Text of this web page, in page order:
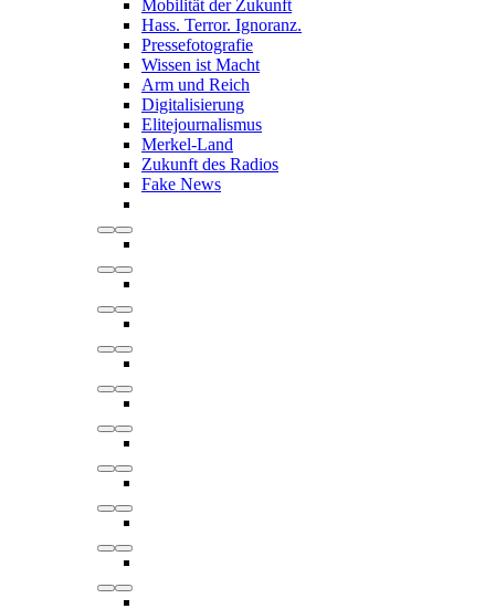
Mobilität der Zukunft
Hass. Terror. Ignoranz.
Pressefotografie
Wissen ist Macht
Arm und Reich
Digitalisierung
Elitejournalismus
Merkel-Land
Zukunft des Radios
Fake News